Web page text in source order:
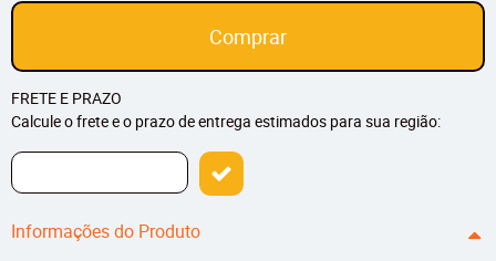
Comprar
FRETE E PRAZO
Calcule o frete e o prazo de entrega estimados para sua região:
Informações do Produto